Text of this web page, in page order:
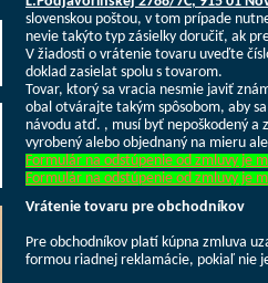
slovenskou poštou, v tom prípade
nevie takýto typ zásielky doručiť, ak
V žiadosti o vrátenie tovaru uveďte
doklad zasielat spolu s tovarom.
Tovar, ktorý sa vracia nesmie javiť
obal otvárajte takým spôsobom, aby
návodu atď. , musí byť nepoškodený a
vyrobený alebo objednaný na mieru
Formulár na odstúpenie od zmluvy je
Formulár na odstúpenie od zmluvy je
Vrátenie tovaru pre obchodníkov
Pre obchodníkov platí kúpna zmluva
formou riadnej reklamácie, pokiaľ nie